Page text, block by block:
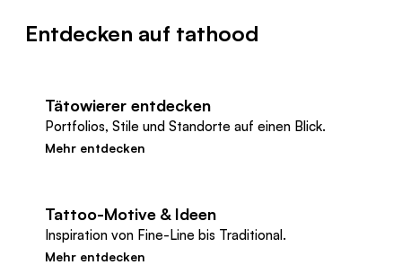
Entdecken auf tathood
Tätowierer entdecken
Portfolios, Stile und Standorte auf einen Blick.
Mehr entdecken
Tattoo-Motive & Ideen
Inspiration von Fine-Line bis Traditional.
Mehr entdecken